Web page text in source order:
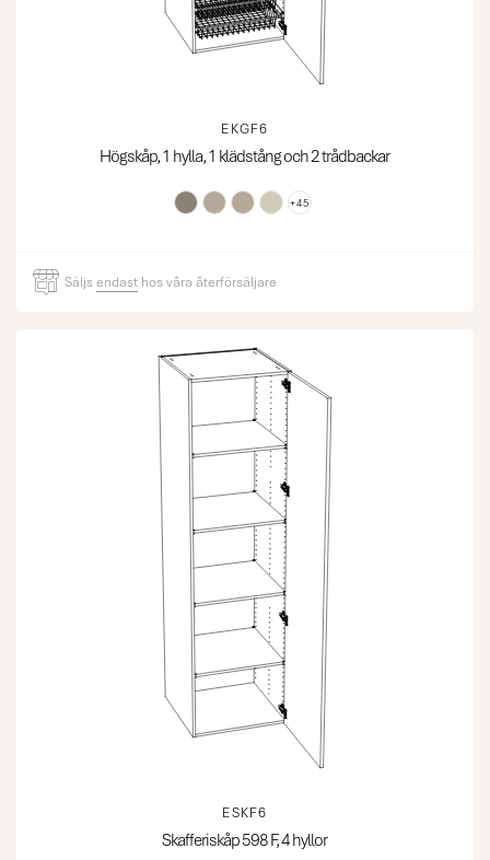
EKGF6
Högskåp, 1 hylla, 1 klädstång och 2 trådbackar
+45
Säljsendast hos våra återförsäljare
ESKF6
Skafferiskåp 598 F, 4 hyllor